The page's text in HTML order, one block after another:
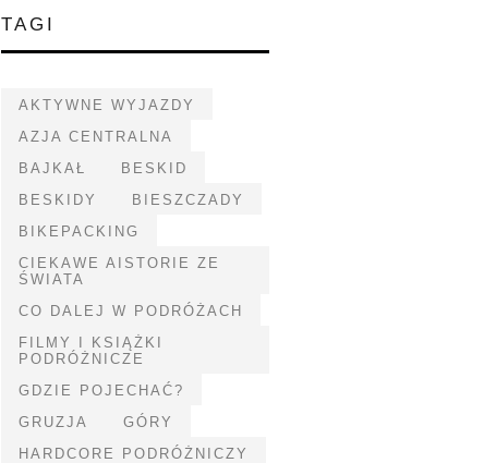
TAGI
AKTYWNE WYJAZDY
AZJA CENTRALNA
BAJKAŁ
BESKID
BESKIDY
BIESZCZADY
BIKEPACKING
CIEKAWE AISTORIE ZE
ŚWIATA
CO DALEJ W PODRÓŻACH
FILMY I KSIĄŻKI
PODRÓŻNICZE
GDZIE POJECHAĆ?
GRUZJA
GÓRY
HARDCORE PODRÓŻNICZY